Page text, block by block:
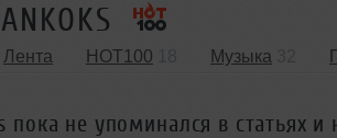
Лента HOT100 Музыка
пока не упоминался в статьях и